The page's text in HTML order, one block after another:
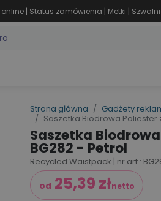
| Status zamówienia | Metki |
Strona główna Gadżety
Saszetka Biodrowa Poliester
Saszetka
BG282 - Petrol
Recycled Waistpack | nr art.:
od 25,39 złnetto